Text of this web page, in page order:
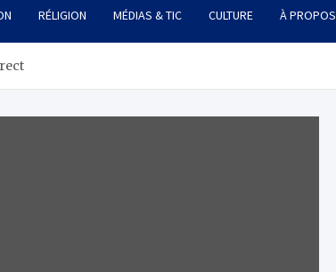
RÉLIGION MÉDIAS & TIC CULTURE À PROPOS